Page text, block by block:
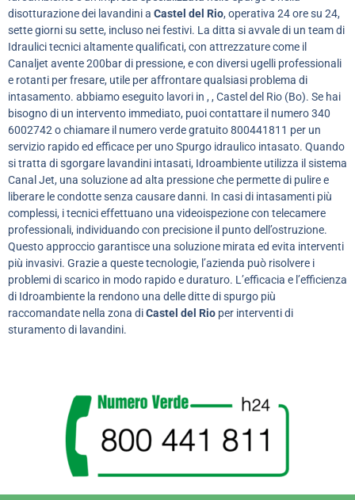
disotturazione dei lavandini a Castel del Rio, operativa 24 ore su 24,
sette giorni su sette, incluso nei festivi. La ditta si avvale di un team di
Idraulici tecnici altamente qualificati, con attrezzature come il
Canaljet avente 200bar di pressione, e con diversi ugelli professionali
e rotanti per fresare, utile per affrontare qualsiasi problema di
intasamento. abbiamo eseguito lavori in , , Castel del Rio (Bo). Se hai
bisogno di un intervento immediato, puoi contattare il numero 340
6002742 o chiamare il numero verde gratuito 800441811 per un
servizio rapido ed efficace per uno Spurgo idraulico intasato. Quando
si tratta di sgorgare lavandini intasati, Idroambiente utilizza il sistema
Canal Jet, una soluzione ad alta pressione che permette di pulire e
liberare le condotte senza causare danni. In casi di intasamenti più
complessi, i tecnici effettuano una videoispezione con telecamere
professionali, individuando con precisione il punto dell’ostruzione.
Questo approccio garantisce una soluzione mirata ed evita interventi
più invasivi. Grazie a queste tecnologie, l’azienda può risolvere i
problemi di scarico in modo rapido e duraturo. L’efficacia e l’efficienza
di Idroambiente la rendono una delle ditte di spurgo più
raccomandate nella zona diCastel del Rio per interventi di
sturamento di lavandini.